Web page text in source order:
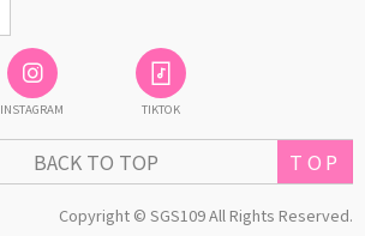
INSTAGRAM TIKTOK
BACK TO TOP
Copyright © SGS109 All Rights Reserved.
TOP